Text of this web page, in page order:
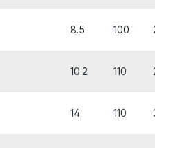
8.5 100 20
10.2 110 24
14 110 32